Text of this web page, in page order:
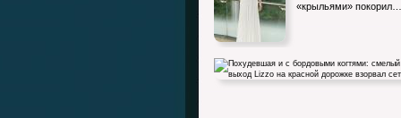
«крыльями» покорил…